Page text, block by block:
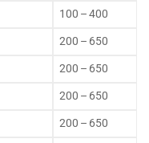
100 – 400
200 – 650
200 – 650
200 – 650
200 – 650